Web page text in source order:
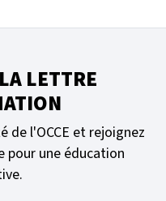
LETTRE
de l'OCCE et rejoignez
pour une éducation